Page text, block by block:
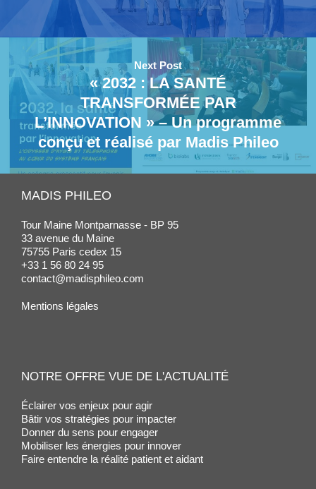
Next Post
« 2032 : LA SANTÉ
TRANSFORMÉE PAR
L’INNOVATION » – Un programme
conçu et réalisé par Madis Phileo
MADIS PHILEO
Tour Maine Montparnasse - BP 95
33 avenue du Maine
75755 Paris cedex 15
+33 1 56 80 24 95
contact@madisphileo.com
Mentions légales
NOTRE OFFRE VUE DE L'ACTUALITÉ
Éclairer vos enjeux pour agir
Bâtir vos stratégies pour impacter
Donner du sens pour engager
Mobiliser les énergies pour innover
Faire entendre la réalité patient et aidant